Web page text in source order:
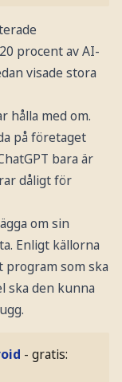
procent av AI-
visade stora
hålla med om.
på företaget
bara är
dåligt för
om sin
Enligt källorna
som ska
ska den kunna
- gratis: